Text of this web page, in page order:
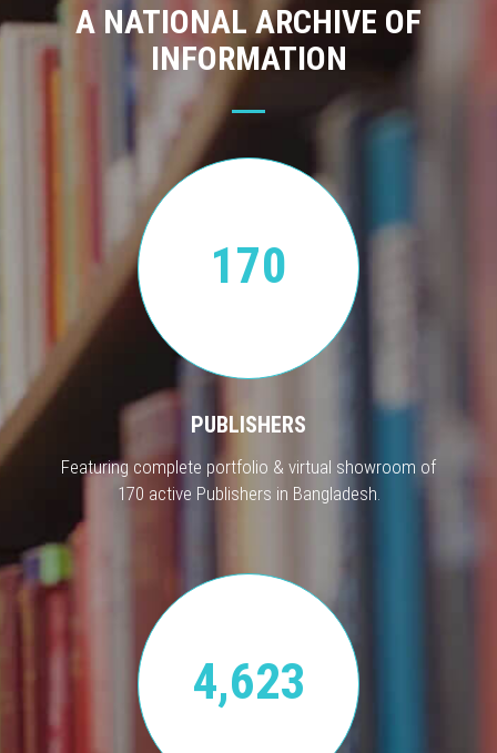
A NATIONAL ARCHIVE OF
INFORMATION
170
PUBLISHERS
Featuring complete portfolio & virtual showroom of
170 active Publishers in Bangladesh.
4,623